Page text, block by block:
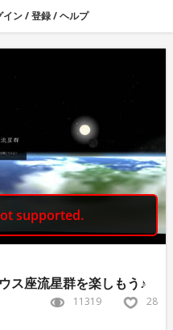
イン/登録/ヘルプ
ス座流星群を楽しもう♪
11319 28